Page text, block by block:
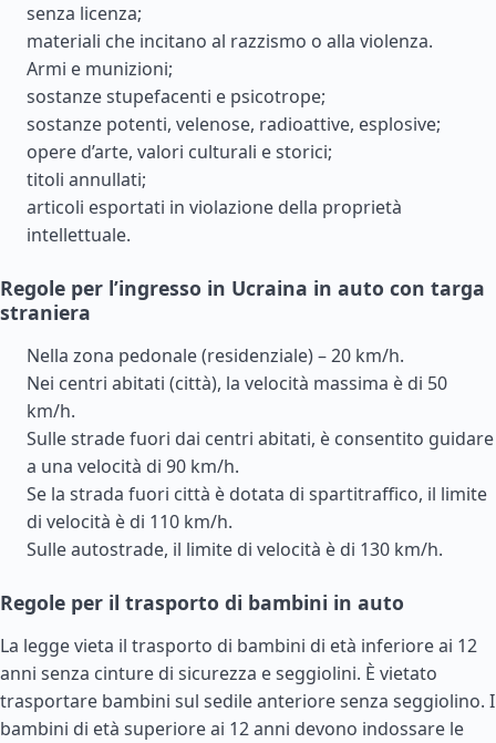
senza licenza;
materiali che incitano al razzismo o alla violenza.
Armi e munizioni;
sostanze stupefacenti e psicotrope;
sostanze potenti, velenose, radioattive, esplosive;
opere d’arte, valori culturali e storici;
titoli annullati;
articoli esportati in violazione della proprietà
intellettuale.
Regole per l’ingresso in Ucraina in auto con targa
straniera
Nella zona pedonale (residenziale) – 20 km/h.
Nei centri abitati (città), la velocità massima è di 50
km/h.
Sulle strade fuori dai centri abitati, è consentito guidare
a una velocità di 90 km/h.
Se la strada fuori città è dotata di spartitraffico, il limite
di velocità è di 110 km/h.
Sulle autostrade, il limite di velocità è di 130 km/h.
Regole per il trasporto di bambini in auto
La legge vieta il trasporto di bambini di età inferiore ai 12
anni senza cinture di sicurezza e seggiolini. È vietato
trasportare bambini sul sedile anteriore senza seggiolino. I
bambini di età superiore ai 12 anni devono indossare le